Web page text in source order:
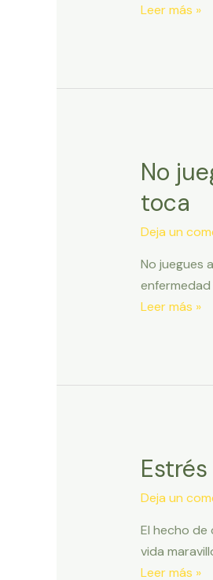
No
"loteria
pierdes
porque
toca
Leer más »
No
toca
Deja un
No juegues
No
«loteria
pierdes
porque
te
toca
Leer más »
Deja un
El hecho
vida
Estrés
Leer más »